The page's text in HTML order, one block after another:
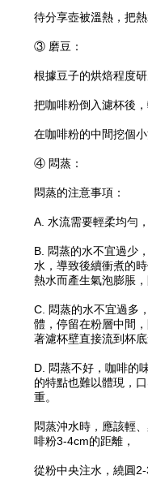
待分享壺被溫熱，把熱
③ 磨豆：
根據豆子的烘焙程度研
把咖啡粉倒入濾杯後
在咖啡粉的中間挖個小
④ 悶蒸：
悶蒸的注意事項：
A. 水流需要輕柔均勻
B. 悶蒸的水不宜過少
水，導致後續衝煮的
熱水而產生氣泡膨脹
C. 悶蒸的水不宜過多
體，停留在粉層中間
著濾杯壁直接流到杯底
D. 悶蒸不好，咖啡的
的特點也難以體現，
重。
悶蒸沖水時，應該輕
啡粉3-4cm的距離，
從粉中央注水，繞圓